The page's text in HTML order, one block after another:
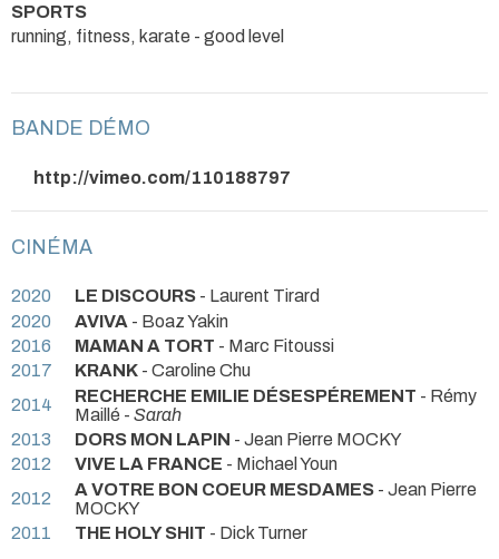
SPORTS
running, fitness, karate - good level
BANDE DÉMO
http://vimeo.com/110188797
CINÉMA
2020 LE DISCOURS - Laurent Tirard
2020
AVIVA - Boaz Yakin
2016
MAMAN A TORT - Marc Fitoussi
2017
KRANK - Caroline Chu
2014
RECHERCHE EMILIE DÉSESPÉREMENT - Rémy
Maillé - Sarah
2013
DORS MON LAPIN - Jean Pierre MOCKY
2012
VIVE LA FRANCE - Michael Youn
2012
A VOTRE BON COEUR MESDAMES - Jean Pierre
MOCKY
2011
THE HOLY SHIT - Dick Turner